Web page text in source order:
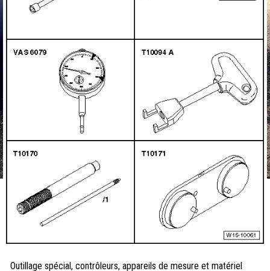
Outillage spécial, contrôleurs, appareils de mesure et matériel